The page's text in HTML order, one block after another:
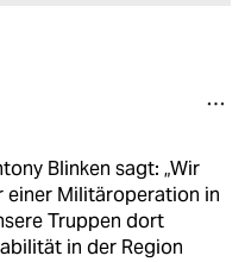
Blinken sagt: „Wir
einer Militäroperation in
Truppen dort
in der Region